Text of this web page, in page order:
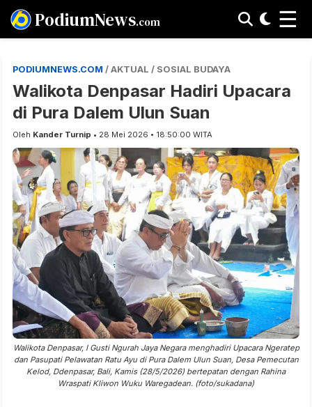
PodiumNews.com ☰
PODIUMNEWS.COM / AKTUAL / SOSIAL BUDAYA
Walikota Denpasar Hadiri Upacara
di Pura Dalem Ulun Suan
Oleh Kander Turnip • 28 Mei 2026 • 18:50:00 WITA
Walikota Denpasar, I Gusti Ngurah Jaya Negara menghadiri Upacara Ngeratep
dan Pasupati Pelawatan Ratu Ayu di Pura Dalem Ulun Suan, Desa Pemecutan
Kelod, Ddenpasar, Bali, Kamis (28/5/2026) bertepatan dengan Rahina
Wraspati Kliwon Wuku Waregadean. (foto/sukadana)